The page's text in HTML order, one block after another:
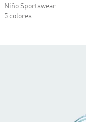
Niño Sportswear
5 colores